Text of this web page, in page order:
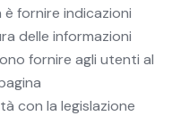
fornire indicazioni
delle informazioni
fornire agli utenti al
con la legislazione